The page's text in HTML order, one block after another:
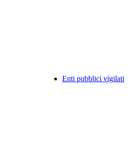
Enti pubblici vigilati